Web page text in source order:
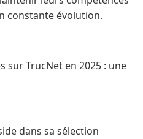
constante évolution.
sur TrucNet en 2025 : une
dans sa sélection